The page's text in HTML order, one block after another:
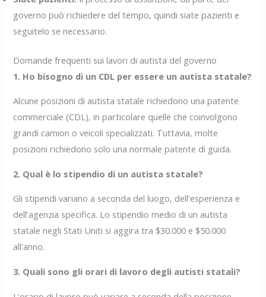
governo può richiedere del tempo, quindi siate pazienti e
seguitelo se necessario.
Domande frequenti sui lavori di autista del governo
1. Ho bisogno di un CDL per essere un autista statale?
Alcune posizioni di autista statale richiedono una patente
commerciale (CDL), in particolare quelle che coinvolgono
grandi camion o veicoli specializzati. Tuttavia, molte
posizioni richiedono solo una normale patente di guida.
2. Qual è lo stipendio di un autista statale?
Gli stipendi variano a seconda del luogo, dell'esperienza e
dell'agenzia specifica. Lo stipendio medio di un autista
statale negli Stati Uniti si aggira tra $30.000 e $50.000
all'anno.
3. Quali sono gli orari di lavoro degli autisti statali?